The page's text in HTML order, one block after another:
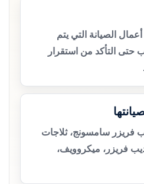
الصيانة التي يتم
حتى التأكد من استقرار
فريزر سامسونج، ثلاجات
فريزر، ميكروويف،